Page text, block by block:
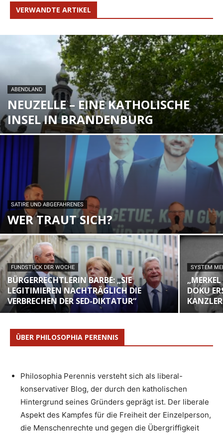
VERWANDTE ARTIKEL
ABENDLAND
NEUZELLE – EINE KATHOLISCHE
INSEL IN BRANDENBURG
SATIRE UND ABGEFAHRENES
WER TRAUT SICH?
FUNDSTÜCK DER WOCHE
BÜRGERRECHTLERIN BARBE: „SIE
LEGITIMIEREN NACHTRÄGLICH DIE
VERBRECHEN DER SED-DIKTATUR“
SYSTEM
DOKU
ÜBER PHILOSOPHIA PERENNIS
Philosophia Perennis versteht sich als liberal-
konservativer Blog, der durch den katholischen
Hintergrund seines Gründers geprägt ist. Der liberale
Aspekt des Kampfes für die Freiheit der Einzelperson,
die Menschenrechte und gegen die Übergriffigkeit